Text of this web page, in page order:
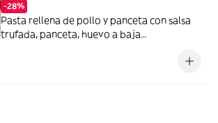
-28%
Pasta rellena de pollo y panceta con salsa
trufada, panceta, huevo a baja